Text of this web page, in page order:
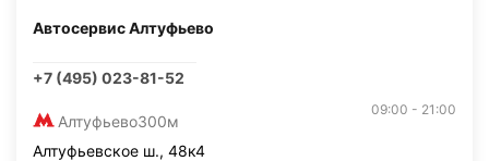
Автосервис Алтуфьево
+7 (495) 023-81-52
Алтуфьево300м
09:00 - 21:00
Алтуфьевское ш., 48к4